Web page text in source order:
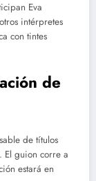
Eva
intérpretes
con tintes
de
de títulos
El guion corre a
estará en